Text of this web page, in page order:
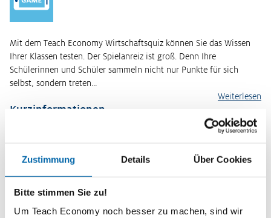
Zustimmung Details Über Cookies
Bitte stimmen Sie zu!
Um Teach Economy noch besser zu machen, sind wir
Mit dem Teach Economy Wirtschaftsquiz können Sie das Wissen
Ihrer Klassen testen. Der Spielanreiz ist groß. Denn Ihre
Schülerinnen und Schüler sammeln nicht nur Punkte für sich
selbst, sondern treten…
Weiterlesen
Kurzinformationen
Zeitbedarf
2 Unterrichtsstunden
Stufen